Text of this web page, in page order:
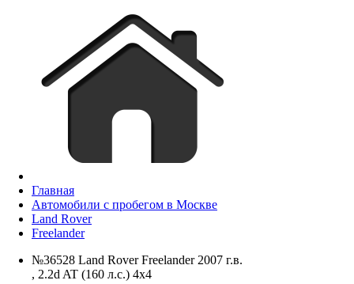
Главная
Автомобили с пробегом в Москве
Land Rover
Freelander
№36528 Land Rover Freelander 2007 г.в.
, 2.2d AT (160 л.с.) 4x4